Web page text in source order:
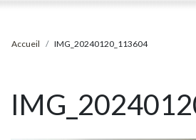
Accueil IMG_20240120_113604